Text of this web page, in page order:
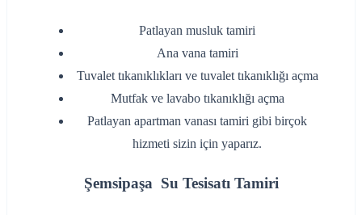
‌Patlayan musluk tamiri
‌Ana vana tamiri
‌Tuvalet tıkanıklıkları ve tuvalet tıkanıklığı açma
‌Mutfak ve lavabo tıkanıklığı açma
‌Patlayan apartman vanası tamiri gibi birçok
hizmeti sizin için yaparız.
Şemsipaşa Su Tesisatı Tamiri